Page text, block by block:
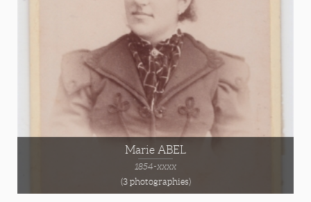
Marie ABEL
1854-xxxx
(3 photographies)